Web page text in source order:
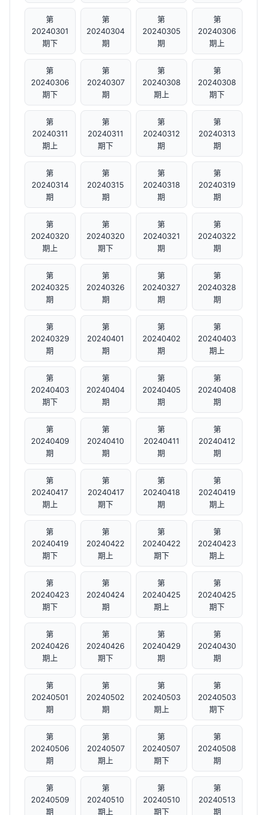
第
20240301
期下
第
20240304
期
第
20240305
期
第
20240306
期上
第
20240306
期下
第
20240307
期
第
20240308
期上
第
20240308
期下
第
20240311
期上
第
20240311
期下
第
20240312
期
第
20240313
期
第
20240314
期
第
20240315
期
第
20240318
期
第
20240319
期
第
20240320
期上
第
20240320
期下
第
20240321
期
第
20240322
期
第
20240325
期
第
20240326
期
第
20240327
期
第
20240328
期
第
20240329
期
第
20240401
期
第
20240402
期
第
20240403
期上
第
20240403
期下
第
20240404
期
第
20240405
期
第
20240408
期
第
20240409
期
第
20240410
期
第
20240411
期
第
20240412
期
第
20240417
期上
第
20240417
期下
第
20240418
期
第
20240419
期上
第
20240419
期下
第
20240422
期上
第
20240422
期下
第
20240423
期上
第
20240423
期下
第
20240424
期
第
20240425
期上
第
20240425
期下
第
20240426
期上
第
20240426
期下
第
20240429
期
第
20240430
期
第
20240501
期
第
20240502
期
第
20240503
期上
第
20240503
期下
第
20240506
期
第
20240507
期上
第
20240507
期下
第
20240508
期
第
20240509
期
第
20240510
期上
第
20240510
期下
第
20240513
期